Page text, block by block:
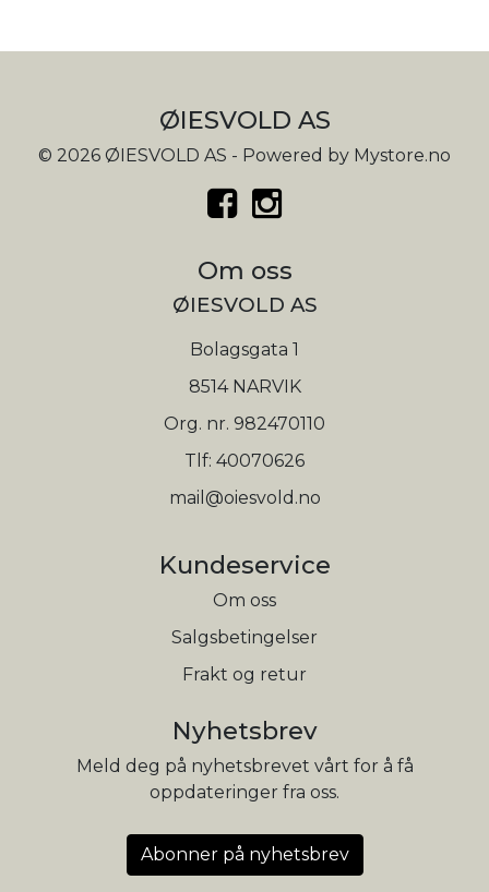
ØIESVOLD AS
© 2026 ØIESVOLD AS - Powered by Mystore.no
Om oss
ØIESVOLD AS
Bolagsgata 1
8514 NARVIK
Org. nr. 982470110
Tlf: 40070626
mail@oiesvold.no
Kundeservice
Om oss
Salgsbetingelser
Frakt og retur
Nyhetsbrev
Meld deg på nyhetsbrevet vårt for å få
oppdateringer fra oss.
Abonner på nyhetsbrev